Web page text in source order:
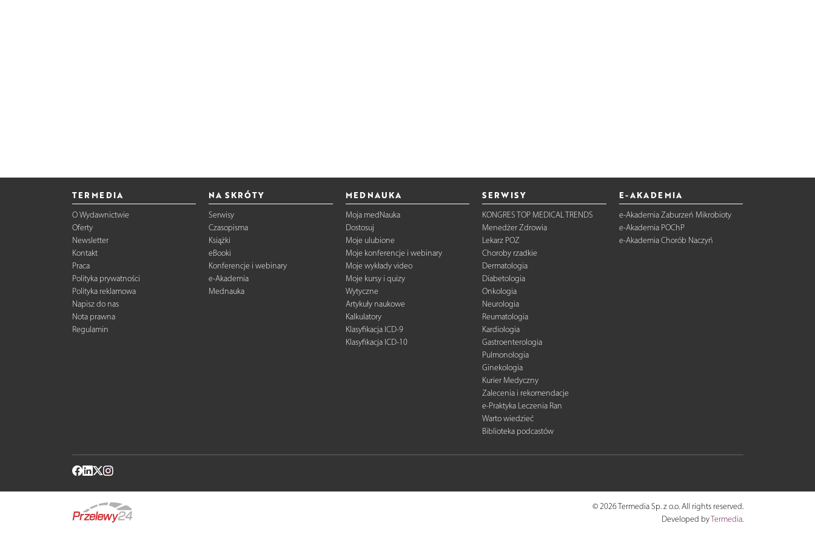
TERMEDIA
O Wydawnictwie
Oferty
Newsletter
Kontakt
Praca
Polityka prywatności
Polityka reklamowa
Napisz do nas
Nota prawna
Regulamin
NA SKRÓTY
Serwisy
Czasopisma
Książki
eBooki
Konferencje i webinary
e-Akademia
Mednauka
MEDNAUKA
Moja medNauka
Dostosuj
Moje ulubione
Moje konferencje i webinary
Moje wykłady video
Moje kursy i quizy
Wytyczne
Artykuły naukowe
Kalkulatory
Klasyfikacja ICD-9
Klasyfikacja ICD-10
SERWISY
KONGRES TOP MEDICAL TRENDS
Menedżer Zdrowia
Lekarz POZ
Choroby rzadkie
Dermatologia
Diabetologia
Onkologia
Neurologia
Reumatologia
Kardiologia
Gastroenterologia
Pulmonologia
Ginekologia
Kurier Medyczny
Zalecenia i rekomendacje
e-Praktyka Leczenia Ran
Warto wiedzieć
Biblioteka podcastów
E-AKADEMIA
e-Akademia Zaburzeń Mikrobioty
e-Akademia POChP
e-Akademia Chorób Naczyń
© 2026 Termedia Sp. z o.o. All rights reserved.
Developed byTermedia.